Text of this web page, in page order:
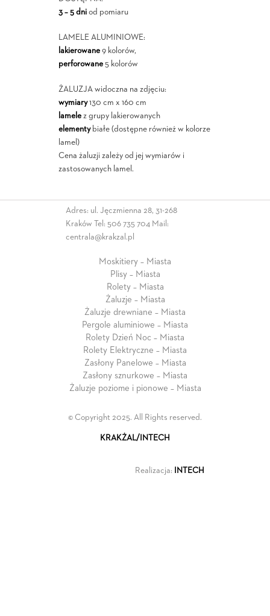
3 – 5 dniod pomiaru
LAMELE ALUMINIOWE:
lakierowane9 kolorów,
perforowane5 kolorów
ŻALUZJA widoczna na zdjęciu:
wymiary130 cm x 160 cm
lamelez grupy lakierowanych
elementybiałe (dostępne również w kolorze
lamel)
Cena żaluzji zależy od jej wymiarów i
zastosowanych lamel.
Adres: ul. Jęczmienna 28, 31-268
Kraków Tel: 506 735 704 Mail:
centrala@krakzal.pl
Moskitiery – Miasta
Plisy – Miasta
Rolety – Miasta
Żaluzje – Miasta
Żaluzje drewniane – Miasta
Pergole aluminiowe – Miasta
Rolety Dzień Noc – Miasta
Rolety Elektryczne – Miasta
Zasłony Panelowe – Miasta
Zasłony sznurkowe – Miasta
Żaluzje poziome i pionowe – Miasta
© Copyright 2025. All Rights reserved.
KRAKŻAL/INTECH
Realizacja: INTECH